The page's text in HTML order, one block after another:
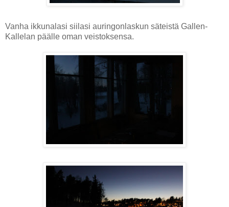
Vanha ikkunalasi siilasi auringonlaskun säteistä Gallen-
Kallelan päälle oman veistoksensa.